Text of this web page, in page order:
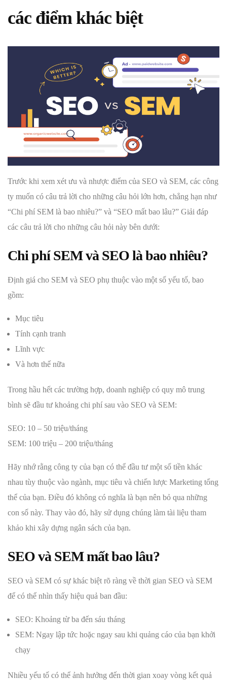
các điểm khác biệt
Trước khi xem xét ưu và nhược điểm của SEO và SEM, các công
ty muốn có câu trả lời cho những câu hỏi lớn hơn, chẳng hạn như
“Chi phí SEM là bao nhiêu?” và “SEO mất bao lâu?” Giải đáp
các câu trả lời cho những câu hỏi này bên dưới:
Chi phí SEM và SEO là bao nhiêu?
Định giá cho SEM và SEO phụ thuộc vào một số yếu tố, bao
gồm:
Mục tiêu
Tính cạnh tranh
Lĩnh vực
Và hơn thế nữa
Trong hầu hết các trường hợp, doanh nghiệp có quy mô trung
bình sẽ đầu tư khoảng chi phí sau vào SEO và SEM:
SEO: 10 – 50 triệu/tháng
SEM: 100 triệu – 200 triệu/tháng
Hãy nhớ rằng công ty của bạn có thể đầu tư một số tiền khác
nhau tùy thuộc vào ngành, mục tiêu và chiến lược Marketing tổng
thể của bạn. Điều đó không có nghĩa là bạn nên bỏ qua những
con số này. Thay vào đó, hãy sử dụng chúng làm tài liệu tham
khảo khi xây dựng ngân sách của bạn.
SEO và SEM mất bao lâu?
SEO và SEM có sự khác biệt rõ ràng về thời gian SEO và SEM
để có thể nhìn thấy hiệu quả ban đầu:
SEO: Khoảng từ ba đến sáu tháng
SEM: Ngay lập tức hoặc ngay sau khi quảng cáo của bạn khởi
chạy
Nhiều yếu tố có thể ảnh hưởng đến thời gian xoay vòng kết quả